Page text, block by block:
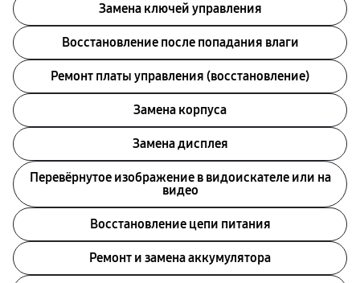
Замена ключей управления
Восстановление после попадания влаги
Ремонт платы управления (восстановление)
Замена корпуса
Замена дисплея
Перевёрнутое изображение в видоискателе или на
видео
Восстановление цепи питания
Ремонт и замена аккумулятора